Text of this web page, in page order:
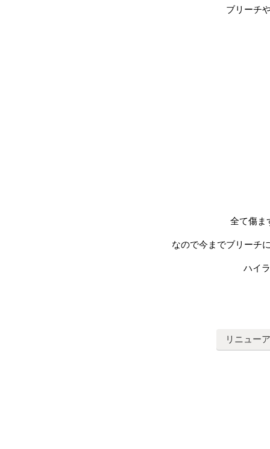
ブリーチ
全て傷ま
なので今までブリーチ
ハイ
リニュー